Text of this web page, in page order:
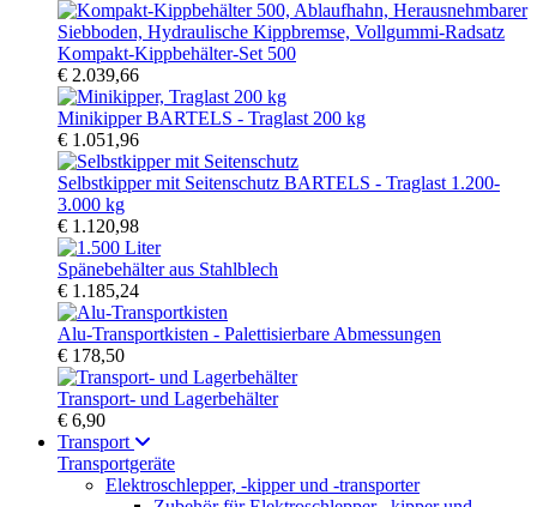
Kompakt-Kippbehälter-Set 500
€ 2.039,66
Minikipper BARTELS - Traglast 200 kg
€ 1.051,96
Selbstkipper mit Seitenschutz BARTELS - Traglast 1.200-
3.000 kg
€ 1.120,98
Spänebehälter aus Stahlblech
€ 1.185,24
Alu-Transportkisten - Palettisierbare Abmessungen
€ 178,50
Transport- und Lagerbehälter
€ 6,90
Transport
Transportgeräte
Elektroschlepper, -kipper und -transporter